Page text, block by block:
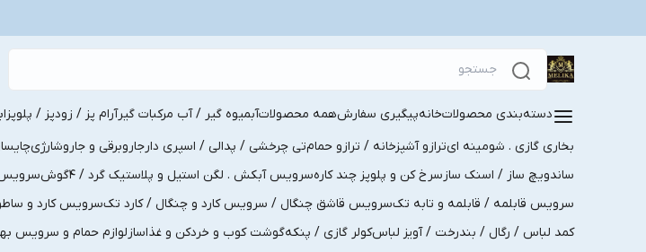
دسته‌بندی محصولاتخانهپیگیری سفارشهمه محصولاتآبمیوه گیر / آب مرکبات گیرآرام پز / زودپز / پلوپز
بخاری گازی . شومینه ایترازو آشپزخانه / ترازو حمامتی چرخشی / پدالی / اسپری دارجاروبرقی و جاروشارژی
ساندویچ ساز / اسنک سازسرخ کن و پلوپز چند کارهسرویس آبکش . لگن استیل و پلاستیک گرد / 4گوش سرویس
سرویس قابلمه / قابلمه و تابه تکسرویس قاشق چنگال / سرویس کارد و چنگال / کارد تکسرویس کارد و
کمد لباس / رگال / بندرخت / آویز لباسکولر گازی / پنکهگوشت کوب و خردکن و غذاسازلوازم حمام و سرویس